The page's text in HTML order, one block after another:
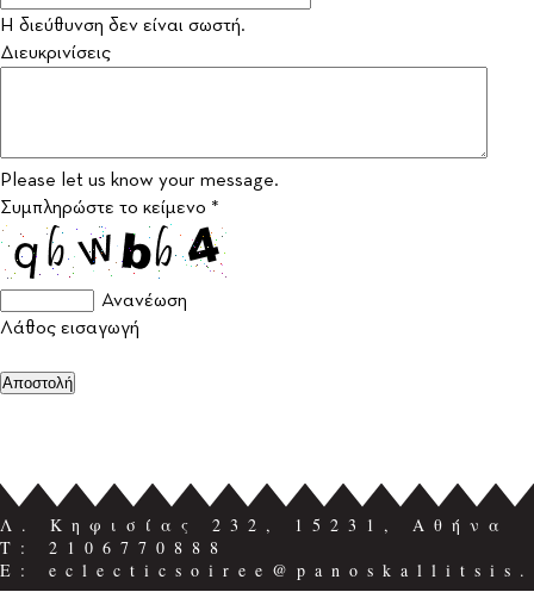
Η διεύθυνση δεν είναι σωστή.
Διευκρινίσεις
Please let us know your message.
Συμπληρώστε το κείμενο *
Ανανέωση
Λάθος εισαγωγή
Λ. Κηφισίας 232, 15231, Αθήνα
Τ: 2106770888
E: